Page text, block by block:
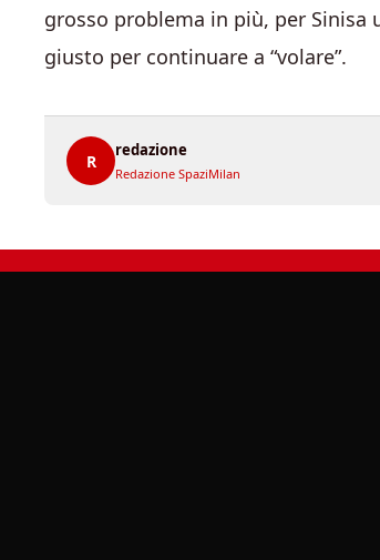
grosso problema in più, per
giusto per continuare a “volare”.
R
redazione
Redazione SpaziMilan